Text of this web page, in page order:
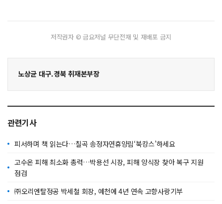
저작권자 © 금요저널 무단전재 및 재배포 금지
노상균 대구.경북 취재본부장
관련기사
피서하며 책 읽는다…칠곡 송정자연휴양림‘북캉스’하세요
고수온 피해 최소화 총력…박용선 시장, 피해 양식장 찾아 복구 지원
점검
㈜오리엔탈정공 박세철 회장, 예천에 4년 연속 고향사랑기부